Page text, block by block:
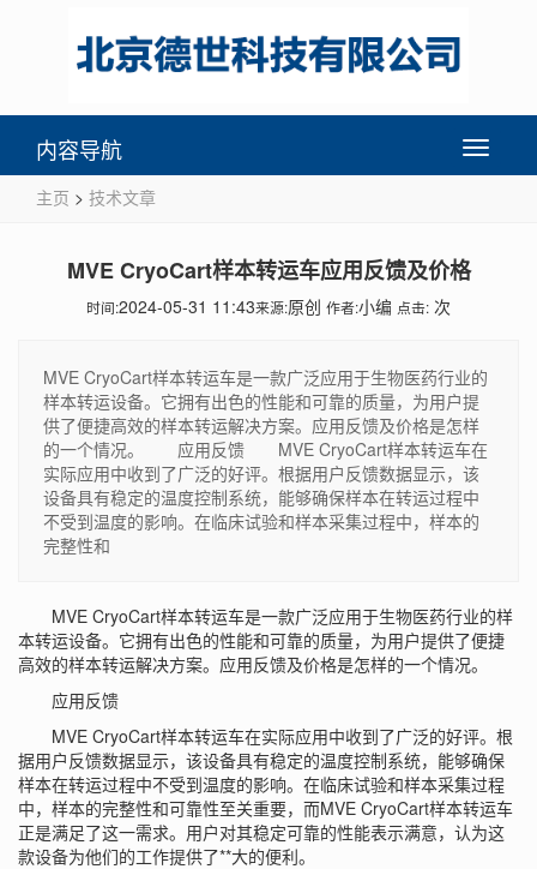
Toggle
内容导航
主页 > 技术文章
MVE CryoCart样本转运车应用反馈及价格
时间:2024-05-31 11:43来源:原创 作者:小编 点击: 次
MVE CryoCart样本转运车是一款广泛应用于生物医药行业的
样本转运设备。它拥有出色的性能和可靠的质量，为用户提
供了便捷高效的样本转运解决方案。应用反馈及价格是怎样
的一个情况。 应用反馈 MVE CryoCart样本转运车在
实际应用中收到了广泛的好评。根据用户反馈数据显示，该
设备具有稳定的温度控制系统，能够确保样本在转运过程中
不受到温度的影响。在临床试验和样本采集过程中，样本的
完整性和
MVE CryoCart样本转运车是一款广泛应用于生物医药行业的样
本转运设备。它拥有出色的性能和可靠的质量，为用户提供了便捷
高效的样本转运解决方案。应用反馈及价格是怎样的一个情况。
应用反馈
MVE CryoCart样本转运车在实际应用中收到了广泛的好评。根
据用户反馈数据显示，该设备具有稳定的温度控制系统，能够确保
样本在转运过程中不受到温度的影响。在临床试验和样本采集过程
中，样本的完整性和可靠性至关重要，而MVE CryoCart样本转运车
正是满足了这一需求。用户对其稳定可靠的性能表示满意，认为这
款设备为他们的工作提供了**大的便利。